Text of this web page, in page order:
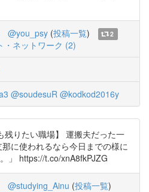
@you_psy (投稿一覧)
2
・ネットワーク (2)
@soudesuR @kodkod2016y
りたい職場】 運搬夫だった一
に使われるなら今日までの様に
」 https://t.co/xnA8fkPJZG
@studying_Ainu (投稿一覧)